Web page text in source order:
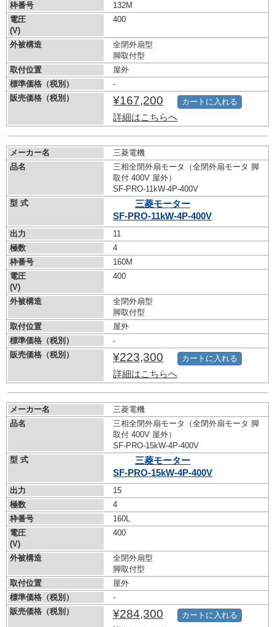
枠番号
132M
電圧
(V)
400
外被構造
全閉外扇型
脚取付型
取付位置
屋外
標準価格（税別）
-
販売価格（税別）
¥167,200
詳細はこちらへ
カートに入れる
メーカー名
三菱電機
品名
三相全閉外扇モータ（全閉外扇モータ 脚
取付 400V 屋外）
SF-PRO-11kW-4P-400V
型 式
三菱モーター
SF-PRO-11kW-4P-400V
出力
11
極数
4
枠番号
160M
電圧
(V)
400
外被構造
全閉外扇型
脚取付型
取付位置
屋外
標準価格（税別）
-
販売価格（税別）
¥223,300
詳細はこちらへ
カートに入れる
メーカー名
三菱電機
品名
三相全閉外扇モータ（全閉外扇モータ 脚
取付 400V 屋外）
SF-PRO-15kW-4P-400V
型 式
三菱モーター
SF-PRO-15kW-4P-400V
出力
15
極数
4
枠番号
160L
電圧
(V)
400
外被構造
全閉外扇型
脚取付型
取付位置
屋外
標準価格（税別）
-
販売価格（税別）
¥284,300 カートに入れる